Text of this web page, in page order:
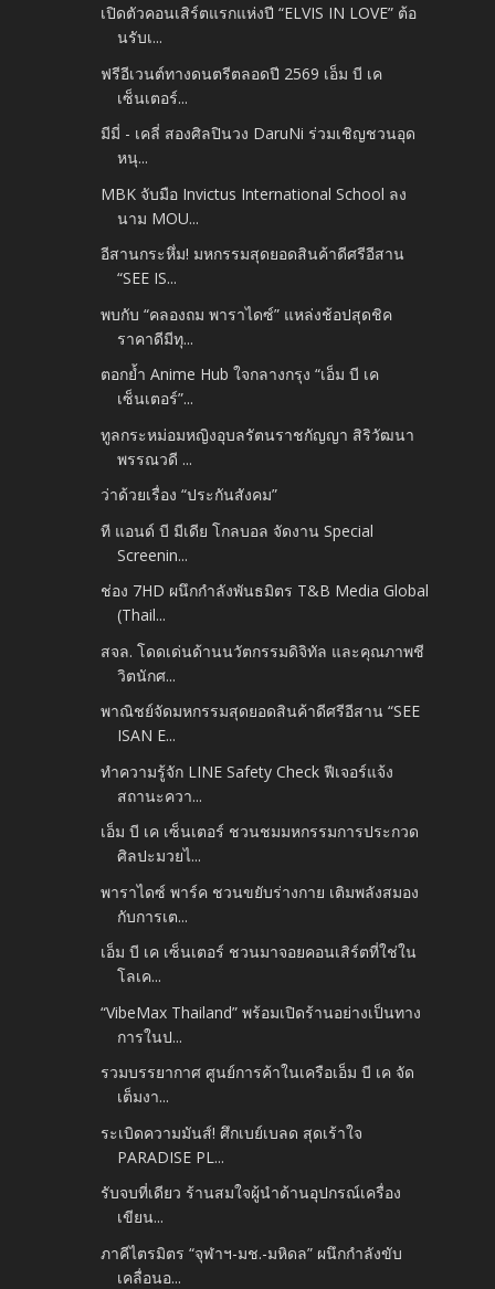
เปิดตัวคอนเสิร์ตแรกแห่งปี “ELVIS IN LOVE” ต้อ
นรับเ...
ฟรีอีเวนต์ทางดนตรีตลอดปี 2569 เอ็ม บี เค
เซ็นเตอร์...
มีมี่ - เคลี่ สองศิลปินวง DaruNi ร่วมเชิญชวนอุด
หนุ...
MBK จับมือ Invictus International School ลง
นาม MOU...
อีสานกระหึ่ม! มหกรรมสุดยอดสินค้าดีศรีอีสาน
“SEE IS...
พบกับ “คลองถม พาราไดซ์” แหล่งช้อปสุดชิค
ราคาดีมีทุ...
ตอกย้ำ Anime Hub ใจกลางกรุง “เอ็ม บี เค
เซ็นเตอร์”...
ทูลกระหม่อมหญิงอุบลรัตนราชกัญญา สิริวัฒนา
พรรณวดี ...
ว่าด้วยเรื่อง “ประกันสังคม”
ที แอนด์ บี มีเดีย โกลบอล จัดงาน Special
Screenin...
ช่อง 7HD ผนึกกำลังพันธมิตร T&B Media Global
(Thail...
สจล. โดดเด่นด้านนวัตกรรมดิจิทัล และคุณภาพชี
วิตนักศ...
พาณิชย์จัดมหกรรมสุดยอดสินค้าดีศรีอีสาน “SEE
ISAN E...
ทำความรู้จัก LINE Safety Check ฟีเจอร์แจ้ง
สถานะควา...
เอ็ม บี เค เซ็นเตอร์ ชวนชมมหกรรมการประกวด
ศิลปะมวยไ...
พาราไดซ์ พาร์ค ชวนขยับร่างกาย เติมพลังสมอง
กับการเต...
เอ็ม บี เค เซ็นเตอร์ ชวนมาจอยคอนเสิร์ตที่ใช่ใน
โลเค...
“VibeMax Thailand” พร้อมเปิดร้านอย่างเป็นทาง
การในป...
รวมบรรยากาศ ศูนย์การค้าในเครือเอ็ม บี เค จัด
เต็มงา...
ระเบิดความมันส์! ศึกเบย์เบลด สุดเร้าใจ
PARADISE PL...
รับจบที่เดียว ร้านสมใจผู้นำด้านอุปกรณ์เครื่อง
เขียน...
ภาคีไตรมิตร “จุฬาฯ-มช.-มหิดล” ผนึกกำลังขับ
เคลื่อนอ...